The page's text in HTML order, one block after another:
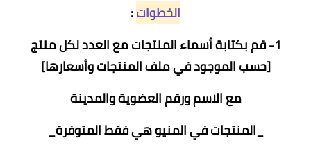
الخطوات:
1- قم بكتابة أسماء المنتجات مع العدد لكل منتج
[حسب الموجود في ملف المنتجات وأسعارها]
مع الاسم ورقم العضوية والمدينة
_المنتجات في المنيو هي فقط المتوفرة_